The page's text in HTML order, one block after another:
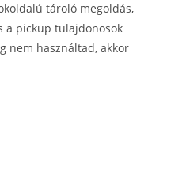
tároló megoldás,
a pickup tulajdonosok
nem használtad, akkor